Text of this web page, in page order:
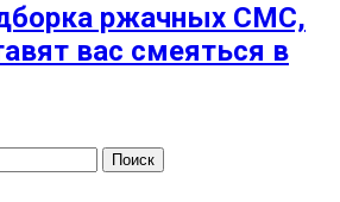
ржачных СМС,
вас смеяться в